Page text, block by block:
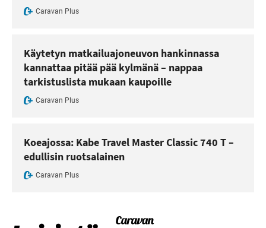
Caravan Plus
Käytetyn matkailuajoneuvon hankinnassa
kannattaa pitää pää kylmänä – nappaa
tarkistuslista mukaan kaupoille
Caravan Plus
Koeajossa: Kabe Travel Master Classic 740 T –
edullisin ruotsalainen
Caravan Plus